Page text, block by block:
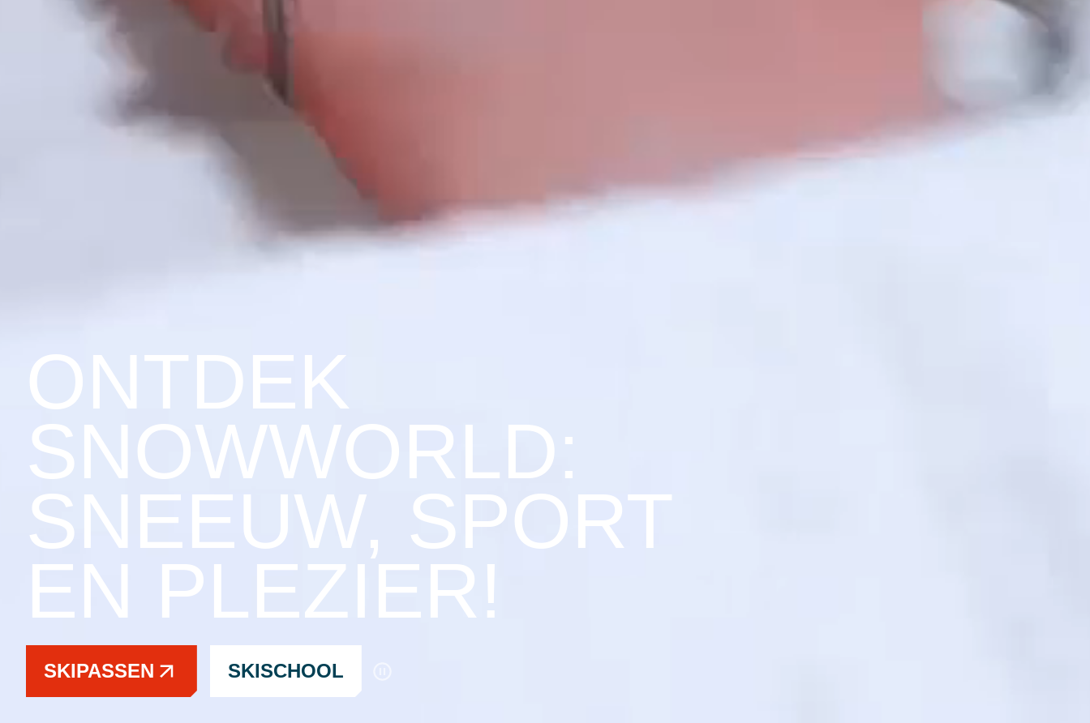
ONTDEK
SNOWWORLD:
SNEEUW, SPORT
EN PLEZIER!
SKIPASSEN SKISCHOOL